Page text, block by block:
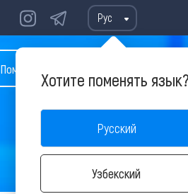
Рус
Хотите поменять
Русский
Узбекский
Помощь в подборе тура